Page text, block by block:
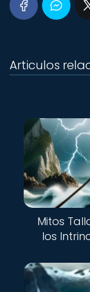
Articulos
Mitos
los